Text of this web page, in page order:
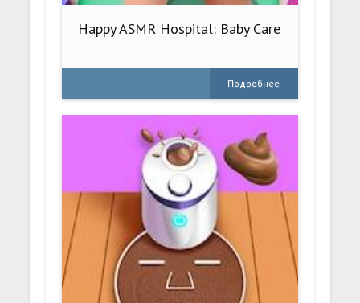
Happy ASMR Hospital: Baby Care
Подробнее